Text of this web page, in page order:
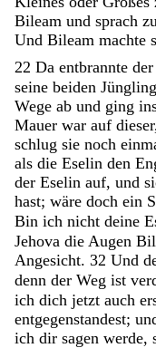
Bileam und sprach zu
Und Bileam machte
22 Da entbrannte der
seine beiden
Wege ab und ging
Mauer war auf dieser,
schlug sie noch
als die Eselin den
der Eselin auf, und
hast; wäre doch ein
Bin ich nicht deine
Jehova die Augen
Angesicht. 32 Und
denn der Weg ist
ich dich jetzt auch
entgegenstandest;
ich dir sagen werde,